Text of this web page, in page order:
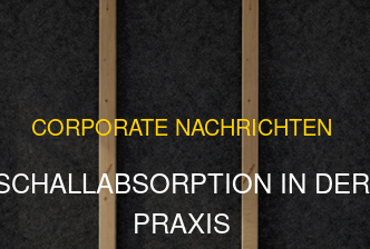
CORPORATE NACHRICHTEN
IN DER
PRAXIS